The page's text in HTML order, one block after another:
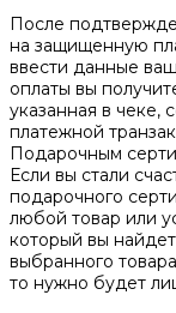
После
на защищенную
ввести данные
оплаты вы
указанная в
платежной
Подарочным
Если вы стали
подарочного
любой товар или
который вы
выбранного
то нужно будет